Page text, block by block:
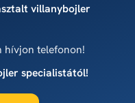
villanybojler
hívjon telefonon!
specialistától!